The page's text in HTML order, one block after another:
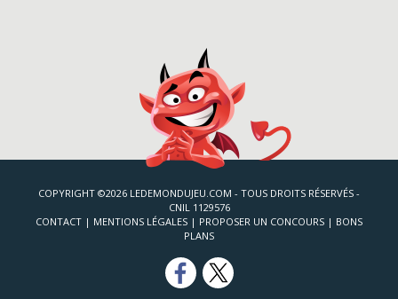
COPYRIGHT ©2026 LEDEMONDUJEU.COM - TOUS DROITS RÉSERVÉS -
CNIL 1129576
CONTACT | MENTIONS LÉGALES | PROPOSER UN CONCOURS | BONS
PLANS